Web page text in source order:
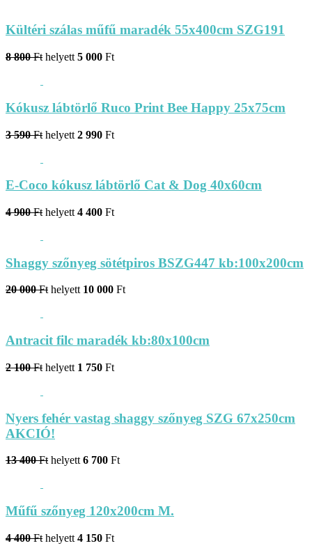
Kültéri szálas műfű maradék 55x400cm SZG191
8 800 Ft helyett 5 000 Ft
Kókusz lábtörlő Ruco Print Bee Happy 25x75cm
3 590 Ft helyett 2 990 Ft
E-Coco kókusz lábtörlő Cat & Dog 40x60cm
4 900 Ft helyett 4 400 Ft
Shaggy szőnyeg sötétpiros BSZG447 kb:100x200cm
20 000 Fthelyett 10 000 Ft
Antracit filc maradék kb:80x100cm
2 100 Ft helyett 1 750 Ft
Nyers fehér vastag shaggy szőnyeg SZG 67x250cm
AKCIÓ!
13 400 Ft helyett 6 700 Ft
Műfű szőnyeg 120x200cm M.
4 400 Ft helyett 4 150 Ft